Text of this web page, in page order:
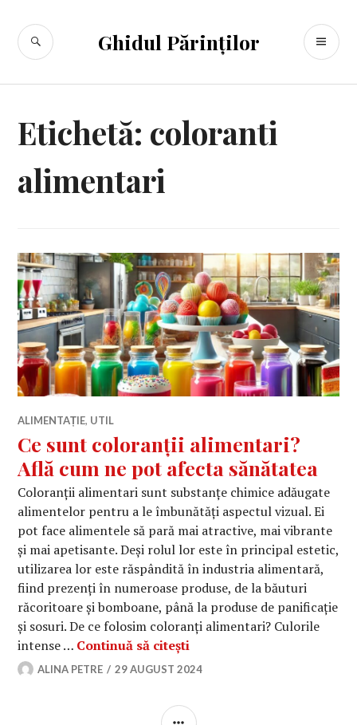
conținut
Ghidul Părinților
CĂUTARE
Etichetă: coloranti
alimentari
ALIMENTAȚIE, UTIL
Ce sunt coloranții alimentari?
Află cum ne pot afecta sănătatea
Coloranții alimentari sunt substanțe chimice adăugate
alimentelor pentru a le îmbunătăți aspectul vizual. Ei
pot face alimentele să pară mai atractive, mai vibrante
și mai apetisante. Deși rolul lor este în principal estetic,
utilizarea lor este răspândită în industria alimentară,
fiind prezenți în numeroase produse, de la băuturi
răcoritoare și bomboane, până la produse de panificație
și sosuri. De ce folosim coloranți alimentari? Culorile
intense … Continuă să citești
ALINA PETRE 29 AUGUST 2024
BARĂ